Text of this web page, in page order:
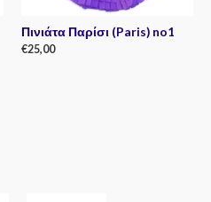
Πινιάτα Παρίσι (Paris) no1
€25,00